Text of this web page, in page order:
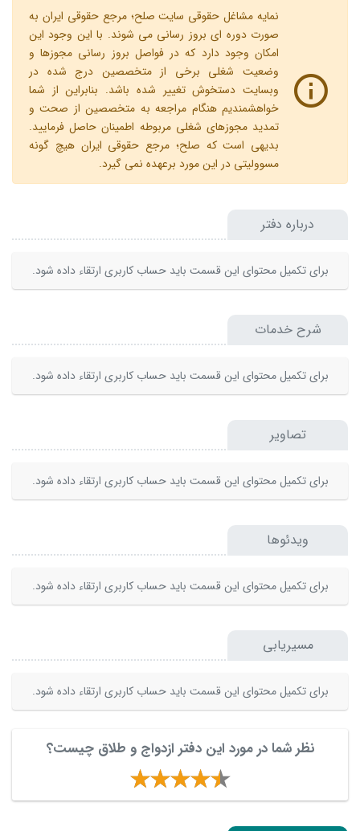
نمایه مشاغل حقوقی سایت صلح؛ مرجع حقوقی ایران به
صورت دوره ای بروز رسانی می شوند. با این وجود این
امکان وجود دارد که در فواصل بروز رسانی مجوزها و
وضعیت شغلی برخی از متخصصین درج شده در
وبسایت دستخوش تغییر شده باشد. بنابراین از شما
خواهشمندیم هنگام مراجعه به متخصصین از صحت و
تمدید مجوزهای شغلی مربوطه اطمینان حاصل فرمایید.
بدیهی است که صلح؛ مرجع حقوقی ایران هیچ گونه
مسوولیتی در این مورد برعهده نمی گیرد.
درباره دفتر
برای تکمیل محتوای این قسمت باید حساب کاربری ارتقاء داده شود.
شرح خدمات
برای تکمیل محتوای این قسمت باید حساب کاربری ارتقاء داده شود.
تصاویر
برای تکمیل محتوای این قسمت باید حساب کاربری ارتقاء داده شود.
ویدئوها
برای تکمیل محتوای این قسمت باید حساب کاربری ارتقاء داده شود.
مسیریابی
برای تکمیل محتوای این قسمت باید حساب کاربری ارتقاء داده شود.
نظر شما در مورد این دفتر ازدواج و طلاق چیست؟